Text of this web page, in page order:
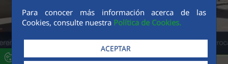
Para conocer más información acerca de las
Cookies, consulte nuestra Política de Cookies.
ACEPTAR